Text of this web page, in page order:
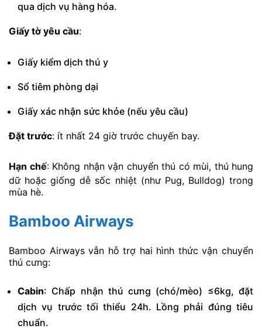
qua dịch vụ hàng hóa.
Giấy tờ yêu cầu:
Giấy kiểm dịch thú y
Sổ tiêm phòng dại
Giấy xác nhận sức khỏe (nếu yêu cầu)
Đặt trước: ít nhất 24 giờ trước chuyến bay.
Hạn chế: Không nhận vận chuyển thú có mùi, thú hung
dữ hoặc giống dễ sốc nhiệt (như Pug, Bulldog) trong
mùa hè.
Bamboo Airways
Bamboo Airways vẫn hỗ trợ hai hình thức vận chuyển
thú cưng:
Cabin: Chấp nhận thú cưng (chó/mèo) ≤6kg, đặt
dịch vụ trước tối thiểu 24h. Lồng phải đúng tiêu
chuẩn.